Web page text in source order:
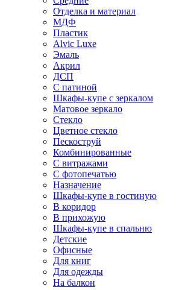
Отделка и материал
МДФ
Пластик
Alvic Luxe
Эмаль
Акрил
ДСП
С патиной
Шкафы-купе с зеркалом
Матовое зеркало
Стекло
Цветное стекло
Пескоструй
Комбинированные
С витражами
С фотопечатью
Назначение
Шкафы-купе в гостиную
В коридор
В прихожую
Шкафы-купе в спальню
Детские
Офисные
Для книг
Для одежды
На балкон